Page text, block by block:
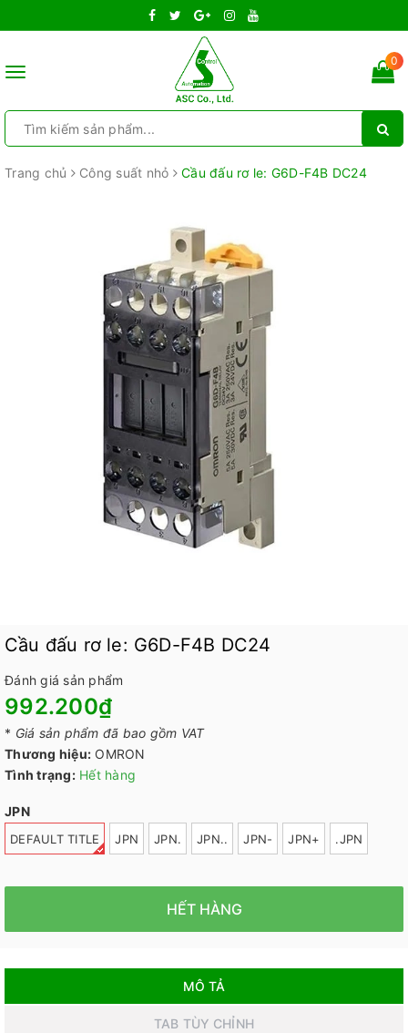
Toggle
0
Trang chủ Công suất nhỏ Cầu đấu rơ le: G6D-F4B DC24
Cầu đấu rơ le: G6D-F4B DC24
Đánh giá sản phẩm
992.200₫
* Giá sản phẩm đã bao gồm VAT
Thương hiệu: OMRON
Tình trạng: Hết hàng
JPN
DEFAULT TITLE JPN JPN. JPN.. JPN- JPN+ .JPN
HẾT HÀNG
MÔ TẢ
TAB TÙY CHỈNH